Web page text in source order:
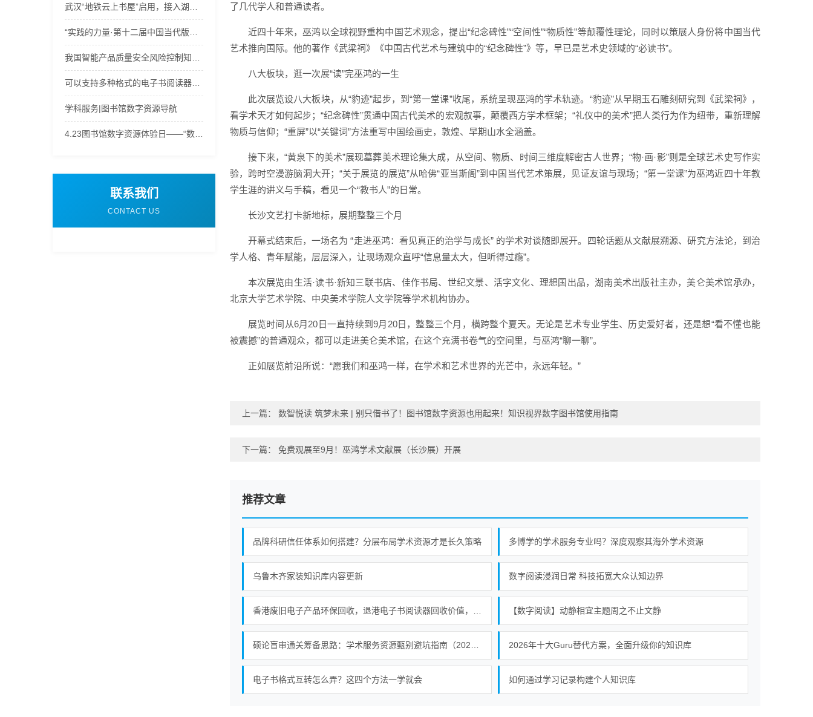
学科服务|图书馆数字资源导航
联系我们
CONTACT US
了几代学人和普通读者。
近四十年来，巫鸿以全球视野重构中国艺术观念，提出“纪念碑性”“空间性”“物质性”等颠覆性理论，同时以策展人身份将中国当代
艺术推向国际。他的著作《武梁祠》《中国古代艺术与建筑中的“纪念碑性”》等，早已是艺术史领域的“必读书”。
八大板块，逛一次展“读”完巫鸿的一生
此次展览设八大板块，从“豹迹”起步，到“第一堂课”收尾，系统呈现巫鸿的学术轨迹。“豹迹”从早期玉石雕刻研究到《武梁祠》，
看学术天才如何起步；“纪念碑性”贯通中国古代美术的宏观叙事，颠覆西方学术框架；“礼仪中的美术”把人类行为作为纽带，重新理解
物质与信仰；“重屏”以“关键词”方法重写中国绘画史，敦煌、早期山水全涵盖。
接下来，“黄泉下的美术”展现墓葬美术理论集大成，从空间、物质、时间三维度解密古人世界；“物·画·影”则是全球艺术史写作实
验，跨时空漫游脑洞大开；“关于展览的展览”从哈佛“亚当斯阁”到中国当代艺术策展，见证友谊与现场；“第一堂课”为巫鸿近四十年教
学生涯的讲义与手稿，看见一个“教书人”的日常。
长沙文艺打卡新地标，展期整整三个月
开幕式结束后，一场名为 “走进巫鸿：看见真正的治学与成长” 的学术对谈随即展开。四轮话题从文献展溯源、研究方法论，到治
学人格、青年赋能，层层深入，让现场观众直呼“信息量太大，但听得过瘾”。
本次展览由生活·读书·新知三联书店、佳作书局、世纪文景、活字文化、理想国出品，湖南美术出版社主办，美仑美术馆承办，
北京大学艺术学院、中央美术学院人文学院等学术机构协办。
展览时间从6月20日一直持续到9月20日，整整三个月，横跨整个夏天。无论是艺术专业学生、历史爱好者，还是想“看不懂也能
被震撼”的普通观众，都可以走进美仑美术馆，在这个充满书卷气的空间里，与巫鸿“聊一聊”。
正如展览前沿所说：“愿我们和巫鸿一样，在学术和艺术世界的光芒中，永远年轻。”
上一篇： 数智悦读 筑梦未来 | 别只借书了！图书馆数字资源也用起来！知识视界数字图书馆使用指南
下一篇： 免费观展至9月！巫鸿学术文献展（长沙展）开展
推荐文章
品牌科研信任体系如何搭建？分层布局学术资源才是长久策略 多博学的学术服务专业吗？深度观察其海外学术资源
乌鲁木齐家装知识库内容更新 数字阅读浸润日常 科技拓宽大众认知边界
【数字阅读】动静相宜主题周之不止文静
2026年十大Guru替代方案，全面升级你的知识库
电子书格式互转怎么弄？这四个方法一学就会 如何通过学习记录构建个人知识库